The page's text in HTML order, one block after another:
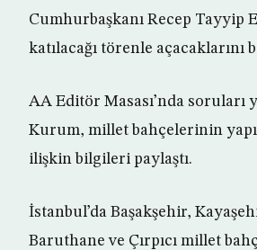
Cumhurbaşkanı Recep Tayyip
katılacağı törenle açacaklarını
AA Editör Masası’nda soruları
Kurum, millet bahçelerinin
ilişkin bilgileri paylaştı.
İstanbul’da Başakşehir,
Baruthane ve Çırpıcı millet